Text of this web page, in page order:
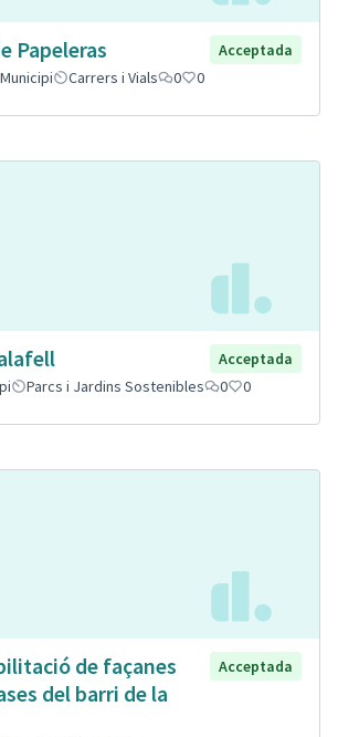
Papeleras
Acceptada
Municipi Carrers i Vials 0 0
Acceptada
Parcs i Jardins Sostenibles 0 0
de façanes
del barri de la
Acceptada